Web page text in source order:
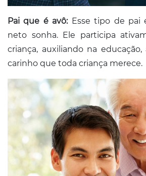
Pai que é avô:Esse tipo de pai
neto sonha. Ele participa
criança, auxiliando na
carinho que toda criança merece.